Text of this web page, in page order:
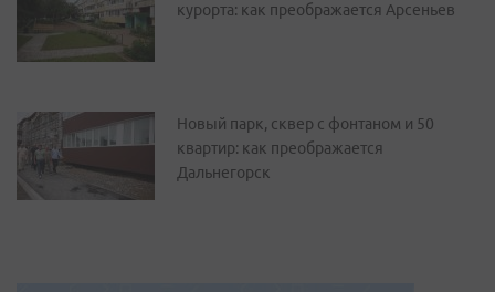
курорта: как преображается Арсеньев
Новый парк, сквер с фонтаном и 50
квартир: как преображается
Дальнегорск